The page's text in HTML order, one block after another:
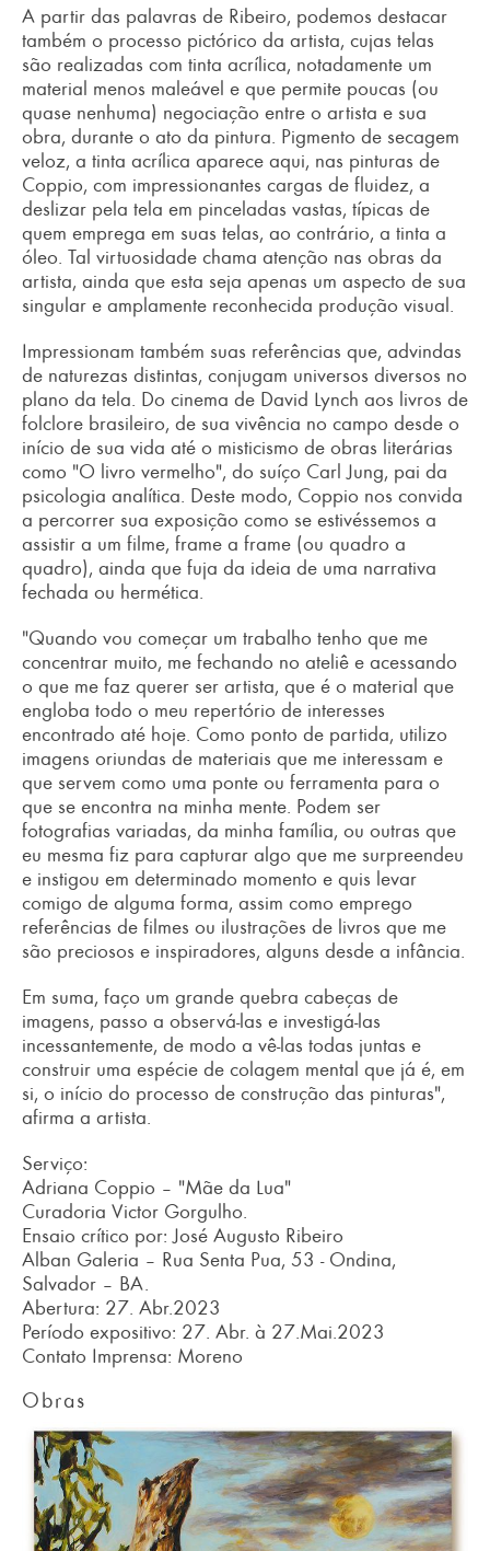
A partir das palavras de Ribeiro, podemos destacar
também o processo pictórico da artista, cujas telas
são realizadas com tinta acrílica, notadamente um
material menos maleável e que permite poucas (ou
quase nenhuma) negociação entre o artista e sua
obra, durante o ato da pintura. Pigmento de secagem
veloz, a tinta acrílica aparece aqui, nas pinturas de
Coppio, com impressionantes cargas de fluidez, a
deslizar pela tela em pinceladas vastas, típicas de
quem emprega em suas telas, ao contrário, a tinta a
óleo. Tal virtuosidade chama atenção nas obras da
artista, ainda que esta seja apenas um aspecto de sua
singular e amplamente reconhecida produção visual.
Impressionam também suas referências que, advindas
de naturezas distintas, conjugam universos diversos no
plano da tela. Do cinema de David Lynch aos livros de
folclore brasileiro, de sua vivência no campo desde o
início de sua vida até o misticismo de obras literárias
como "O livro vermelho", do suíço Carl Jung, pai da
psicologia analítica. Deste modo, Coppio nos convida
a percorrer sua exposição como se estivéssemos a
assistir a um filme, frame a frame (ou quadro a
quadro), ainda que fuja da ideia de uma narrativa
fechada ou hermética.
"Quando vou começar um trabalho tenho que me
concentrar muito, me fechando no ateliê e acessando
o que me faz querer ser artista, que é o material que
engloba todo o meu repertório de interesses
encontrado até hoje. Como ponto de partida, utilizo
imagens oriundas de materiais que me interessam e
que servem como uma ponte ou ferramenta para o
que se encontra na minha mente. Podem ser
fotografias variadas, da minha família, ou outras que
eu mesma fiz para capturar algo que me surpreendeu
e instigou em determinado momento e quis levar
comigo de alguma forma, assim como emprego
referências de filmes ou ilustrações de livros que me
são preciosos e inspiradores, alguns desde a infância.
Em suma, faço um grande quebra cabeças de
imagens, passo a observá-las e investigá-las
incessantemente, de modo a vê-las todas juntas e
construir uma espécie de colagem mental que já é, em
si, o início do processo de construção das pinturas",
afirma a artista.
Serviço:
Adriana Coppio – "Mãe da Lua"
Curadoria Victor Gorgulho.
Ensaio crítico por: José Augusto Ribeiro
Alban Galeria – Rua Senta Pua, 53 - Ondina,
Salvador – BA.
Abertura: 27. Abr.2023
Período expositivo: 27. Abr. à 27.Mai.2023
Contato Imprensa: Moreno
Obras